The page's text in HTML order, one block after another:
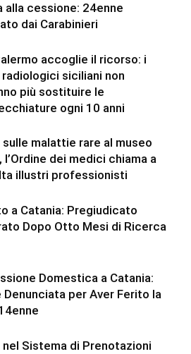
alla cessione: 24enne
dai Carabinieri
accoglie il ricorso: i
siciliani non
più sostituire le
ogni 10 anni
sulle malattie rare al museo
l’Ordine dei medici chiama a
illustri professionisti
a Catania: Pregiudicato
Dopo Otto Mesi di Ricerca
Domestica a Catania:
Denunciata per Aver Ferito la
nel Sistema di Prenotazioni